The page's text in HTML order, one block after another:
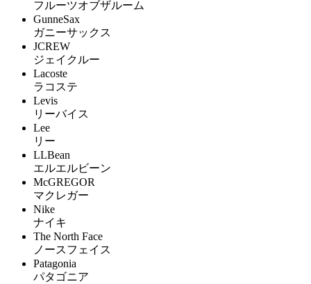
フルーツオブザルーム
GunneSax
ガニーサックス
JCREW
ジェイクルー
Lacoste
ラコステ
Levis
リーバイス
Lee
リー
LLBean
エルエルビーン
McGREGOR
マクレガー
Nike
ナイキ
The North Face
ノースフェイス
Patagonia
パタゴニア